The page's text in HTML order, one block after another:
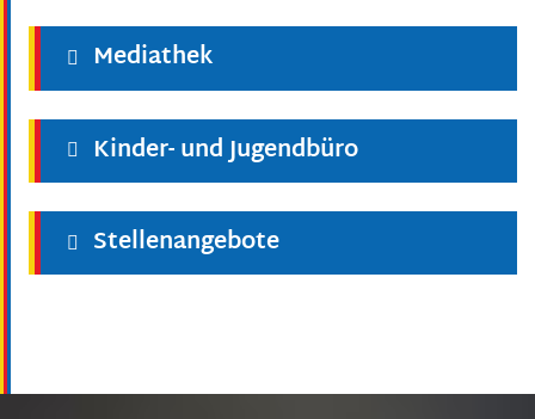
Mediathek
Kinder- und Jugendbüro
Stellenangebote